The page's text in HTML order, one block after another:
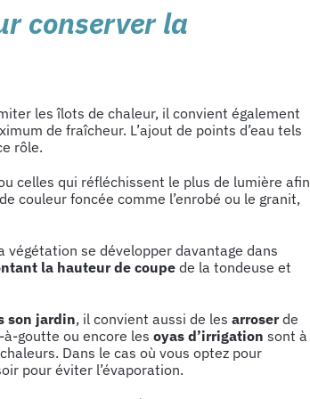
conserver la
les îlots de chaleur, il convient également
de fraîcheur. L’ajout de points d’eau tels
rôle.
celles qui réfléchissent le plus de lumière afin
couleur foncée comme l’enrobé ou le granit,
végétation se développer davantage dans
la hauteur de coupe de la tondeuse et
son jardin, il convient aussi de les arroserde
goutte ou encore les oyas d’irrigation sont à
Dans le cas où vous optez pour
pour éviter l’évaporation.